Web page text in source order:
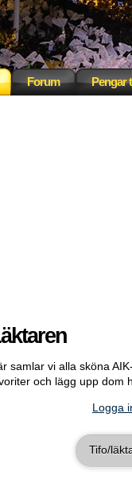
Forum Pengar
samlar vi alla sköna
och lägg upp dom
Logga
Tifo/